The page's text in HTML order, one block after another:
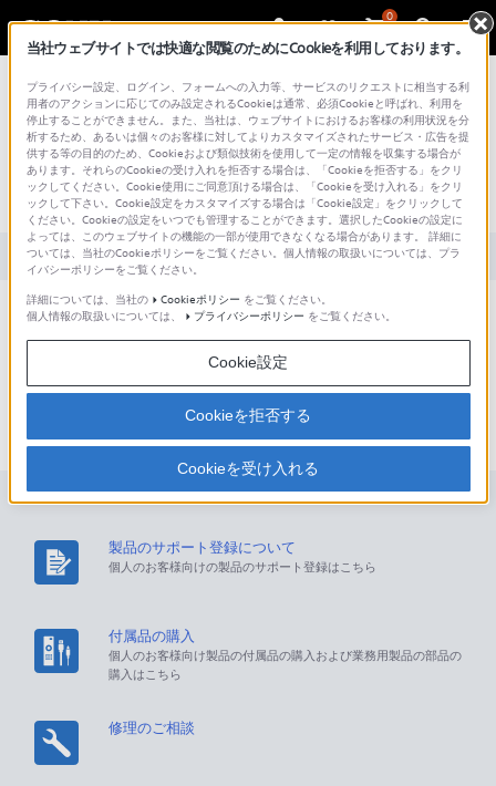
0
総合サポート・お問い合わせ
文書番号 : SH000158907 / 最終更新日 : 2025/03/11
Digital Paper Appが起動していない状態
で自動同期ができますか？
対象製品カテゴリー・製品
Digital Paper Appが起動していて、DPT-RP1、DPT-CP1と通信できる状
製品のサポート登録について
個人のお客様向けの製品のサポート登録はこちら
付属品の購入
個人のお客様向け製品の付属品の購入および業務用製品の部品の
購入はこちら
修理のご相談
当社ウェブサイトでは快適な閲覧のためにCookieを利用しております。
プライバシー設定、ログイン、フォームへの入力等、サービスのリクエストに相当する利
用者のアクションに応じてのみ設定されるCookieは通常、必須Cookieと呼ばれ、利用を
停止することができません。また、当社は、ウェブサイトにおけるお客様の利用状況を分
析するため、あるいは個々のお客様に対してよりカスタマイズされたサービス・広告を提
供する等の目的のため、Cookieおよび類似技術を使用して一定の情報を収集する場合が
あります。それらのCookieの受け入れを拒否する場合は、「Cookieを拒否する」をクリ
ックしてください。Cookie使用にご同意頂ける場合は、「Cookieを受け入れる」をクリ
ックして下さい。Cookie設定をカスタマイズする場合は「Cookie設定」をクリックして
ください。Cookieの設定をいつでも管理することができます。選択したCookieの設定に
よっては、このウェブサイトの機能の一部が使用できなくなる場合があります。 詳細に
ついては、当社のCookieポリシーをご覧ください。個人情報の取扱いについては、プラ
イバシーポリシーをご覧ください。
詳細については、当社の
Cookieポリシー をご覧ください。
個人情報の取扱いについては、
プライバシーポリシー をご覧ください。
Cookie設定
Cookieを拒否する
Cookieを受け入れる